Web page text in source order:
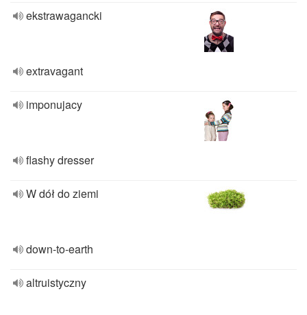
ekstrawagancki
extravagant
imponujacy
flashy dresser
W dół do ziemi
down-to-earth
altruistyczny